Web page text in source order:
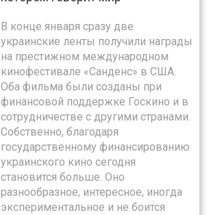
В конце января сразу две
украинские ленты получили награды
на престижном международном
кинофестивале «Санденс» в США.
Оба фильма были созданы при
финансовой поддержке Госкино и в
сотрудничестве с другими странами.
Собственно, благодаря
государственному финансированию
украинского кино сегодня
становится больше. Оно
разнообразное, интересное, иногда
экспериментальное и не боится